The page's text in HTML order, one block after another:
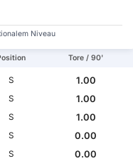
Niveau
Tore / 90'
S
1.00
S
1.00
S
1.00
S
0.00
S
0.00